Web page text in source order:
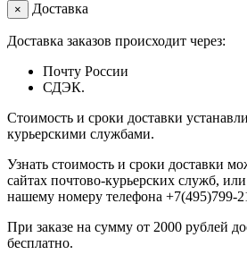
× Доставка
Доставка заказов происходит через:
Почту России
СДЭК.
Стоимость и сроки доставки
курьерскими службами.
Узнать стоимость и сроки доставки
сайтах почтово-курьерских служб,
нашему номеру телефона +7(495)799-
При заказе на сумму от 2000 рублей
бесплатно.